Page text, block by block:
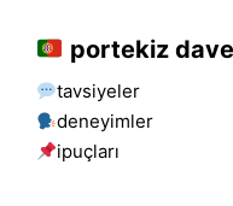
portekiz
tavsiyeler
deneyimler
i̇puçları